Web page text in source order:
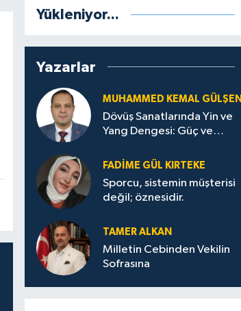
Yükleniyor...
Yazarlar
MUHAMMED KEMAL GÜLŞEN
Dövüş Sanatlarında Yin ve
Yang Dengesi: Güç ve
FADIME GÜL KIRTEKE
Sporcu, sistemin müşterisi
değil; öznesidir.
TAMER ALKAN
Milletin Cebinden Vekilin
Sofrasına